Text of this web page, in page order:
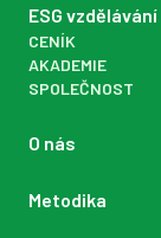
ESG vzdělávání
CENÍK
AKADEMIE
SPOLEČNOST
O nás
Metodika